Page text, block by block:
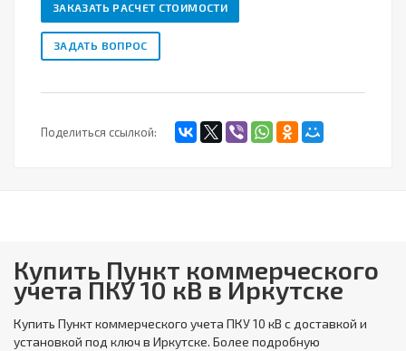
ЗАКАЗАТЬ РАСЧЕТ СТОИМОСТИ
ЗАДАТЬ ВОПРОС
Поделиться ссылкой:
Купить Пункт коммерческого
учета ПКУ 10 кВ в Иркутске
Купить Пункт коммерческого учета ПКУ 10 кВ с доставкой и
установкой под ключ в Иркутске. Более подробную